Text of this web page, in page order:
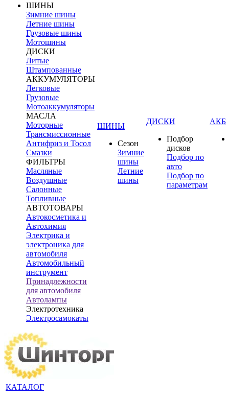
ШИНЫ
Зимние шины
Летние шины
Грузовые шины
Мотошины
ДИСКИ
Литые
Штампованные
АККУМУЛЯТОРЫ
Легковые
Грузовые
Мотоаккумуляторы
МАСЛА
Моторные
Трансмиссионные
Антифриз и Тосол
Смазки
ФИЛЬТРЫ
Масляные
Воздушные
Салонные
Топливные
АВТОТОВАРЫ
Автокосметика и
Автохимия
Электрика и
электроника для
автомобиля
Автомобильный
инструмент
Принадлежности
для автомобиля
Автолампы
Электротехника
Электросамокаты
ШИНЫ
Сезон
Зимние
шины
Летние
шины
ДИСКИ
Подбор
дисков
Подбор по
авто
Подбор по
параметрам
АКБ
КАТАЛОГ